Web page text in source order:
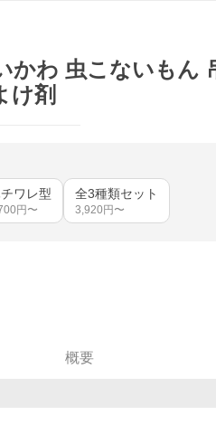
かわ 虫こないもん
け剤
ワレ型
円〜
全3種類セット
3,920 円〜
概要